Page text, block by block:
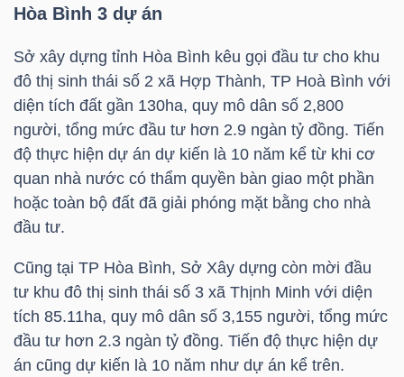
Hòa Bình 3 dự án
Sở xây dựng tỉnh Hòa Bình kêu gọi đầu tư cho khu
đô thị sinh thái số 2 xã Hợp Thành, TP Hoà Bình với
diện tích đất gần 130ha, quy mô dân số 2,800
người, tổng mức đầu tư hơn 2.9 ngàn tỷ đồng. Tiến
độ thực hiện dự án dự kiến là 10 năm kể từ khi cơ
quan nhà nước có thẩm quyền bàn giao một phần
hoặc toàn bộ đất đã giải phóng mặt bằng cho nhà
đầu tư.
Cũng tại TP Hòa Bình, Sở Xây dựng còn mời đầu
tư khu đô thị sinh thái số 3 xã Thịnh Minh với diện
tích 85.11ha, quy mô dân số 3,155 người, tổng mức
đầu tư hơn 2.3 ngàn tỷ đồng. Tiến độ thực hiện dự
án cũng dự kiến là 10 năm như dự án kể trên.
PHÂN
VIETSTOCKFINANCE
MÔ
NGÀNH
DOANH